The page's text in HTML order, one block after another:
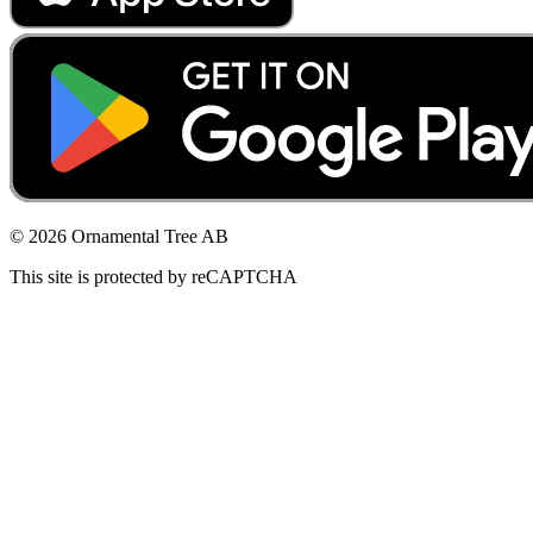
© 2026 Ornamental Tree AB
This site is protected by reCAPTCHA